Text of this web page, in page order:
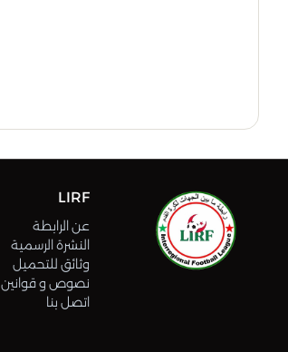
LIRF
عن الرابطة
النشرة الرسمية
وثائق للتحميل
نصوص و قوانين
اتصل بنا